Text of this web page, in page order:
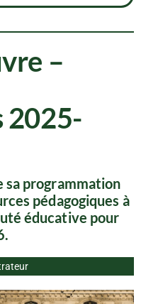
–
2025-
sa programmation
pédagogiques à
éducative pour